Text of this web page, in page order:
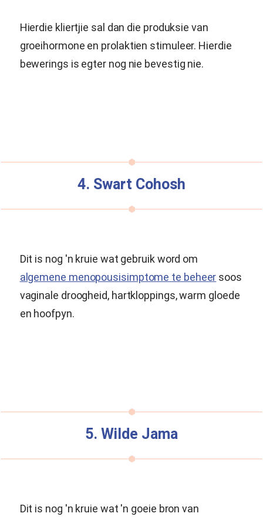
Hierdie kliertjie sal dan die produksie van
groeihormone en prolaktien stimuleer. Hierdie
bewerings is egter nog nie bevestig nie.
4. Swart Cohosh
Dit is nog 'n kruie wat gebruik word om
algemene menopousisimptome te beheer soos
vaginale droogheid, hartkloppings, warm gloede
en hoofpyn.
5. Wilde Jama
Dit is nog 'n kruie wat 'n goeie bron van